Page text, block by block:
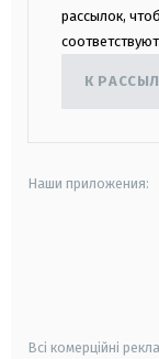
рассылок,
К
Наши приложения:
Всі комерційні